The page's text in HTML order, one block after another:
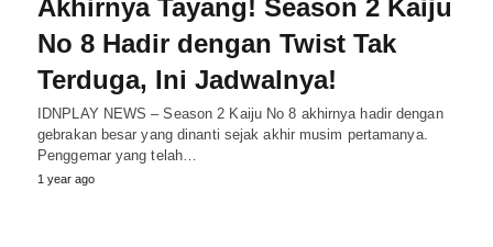
Akhirnya Tayang! Season 2 Kaiju
No 8 Hadir dengan Twist Tak
Terduga, Ini Jadwalnya!
IDNPLAY NEWS – Season 2 Kaiju No 8 akhirnya hadir dengan
gebrakan besar yang dinanti sejak akhir musim pertamanya.
Penggemar yang telah…
1 year ago